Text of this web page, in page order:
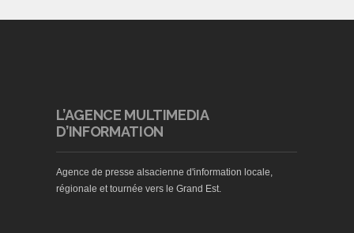
L’AGENCE MULTIMEDIA
D’INFORMATION
Agence de presse alsacienne d'information locale,
régionale et tournée vers le Grand Est.